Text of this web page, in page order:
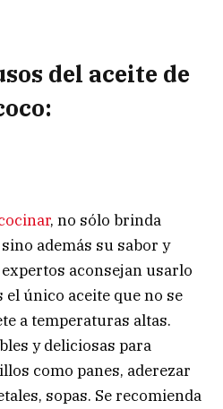
del aceite de
, no sólo brinda
además su sabor y
aconsejan usarlo
el único aceite que no se
a temperaturas altas.
y deliciosas para
como panes, aderezar
sopas. Se recomienda